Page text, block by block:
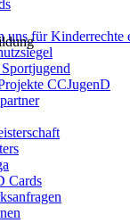
uns für Kinderrechte
CCJugenD
Cards